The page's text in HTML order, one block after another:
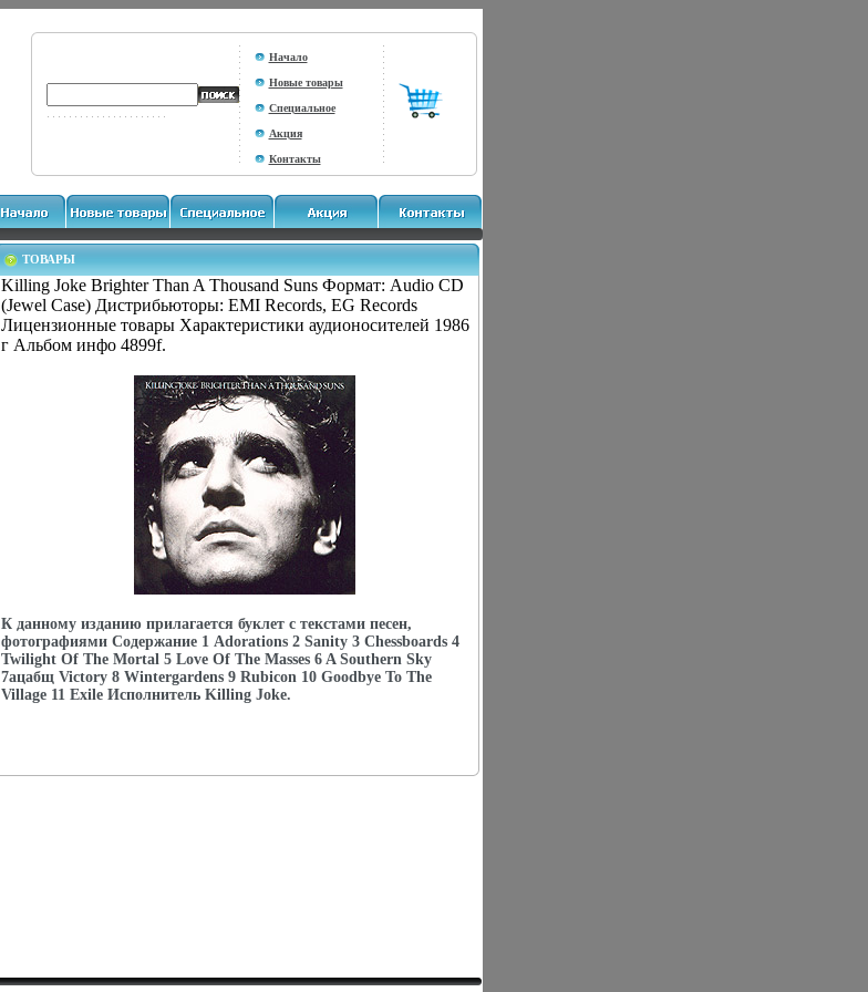
Начало
Новые товары
Специальное
Акция
Контакты
ТОВАРЫ
Killing Joke Brighter Than A Thousand Suns Формат: Audio CD
(Jewel Case) Дистрибьюторы: EMI Records, EG Records
Лицензионные товары Характеристики аудионосителей 1986
г Альбом инфо 4899f.
К данному изданию прилагается буклет с текстами песен,
фотографиями Содержание 1 Adorations 2 Sanity 3 Chessboards 4
Twilight Of The Mortal 5 Love Of The Masses 6 A Southern Sky
7ацабщ Victory 8 Wintergardens 9 Rubicon 10 Goodbye To The
Village 11 Exile Исполнитель Killing Joke.